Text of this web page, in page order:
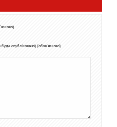
опубліковано) (обов'язково)